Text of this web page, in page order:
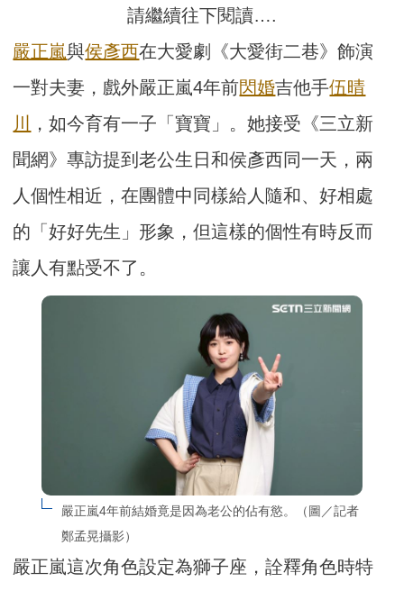
請繼續往下閱讀….
嚴正嵐與侯彥西在大愛劇《大愛街二巷》飾演
一對夫妻，戲外嚴正嵐4年前閃婚吉他手伍晴
川
，如今育有一子「寶寶」。她接受《三立新
聞網》專訪提到老公生日和侯彥西同一天，兩
人個性相近，在團體中同樣給人隨和、好相處
的「好好先生」形象，但這樣的個性有時反而
讓人有點受不了。
嚴正嵐4年前結婚竟是因為老公的佔有慾。（圖／記者
鄭孟晃攝影）
嚴正嵐這次角色設定為獅子座，詮釋角色時特